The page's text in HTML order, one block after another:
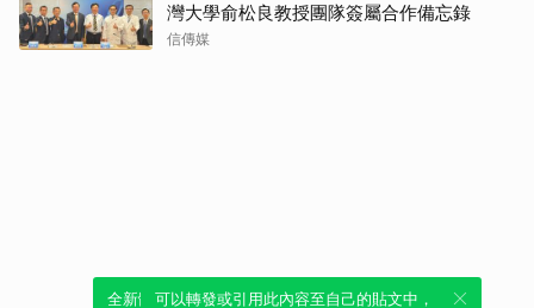
灣大學俞松良教授團隊簽屬合作備忘錄
信傳媒
全新體驗！一鍵引用此內容，透過發布貼
可以轉發或引用此內容至自己的貼文中，